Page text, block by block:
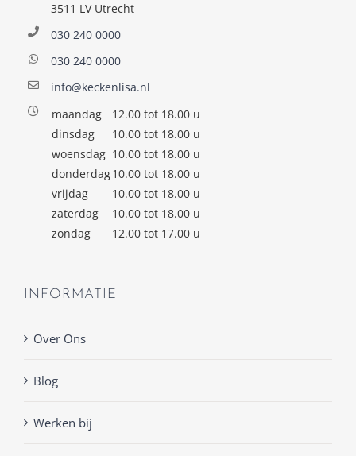
3511 LV Utrecht
030 240 0000
030 240 0000
info@keckenlisa.nl
maandag
12.00 tot 18.00 u
dinsdag
10.00 tot 18.00 u
woensdag 10.00 tot 18.00 u
donderdag10.00 tot 18.00 u
vrijdag
10.00 tot 18.00 u
zaterdag
10.00 tot 18.00 u
zondag
12.00 tot 17.00 u
INFORMATIE
Over Ons
Blog
Werken bij